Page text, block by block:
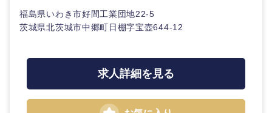
山口県 徳島県
高知県
福島県いわき市好間工業団地22-5
茨城県北茨城市中郷町日棚字宝壺644-12
求人詳細を見る